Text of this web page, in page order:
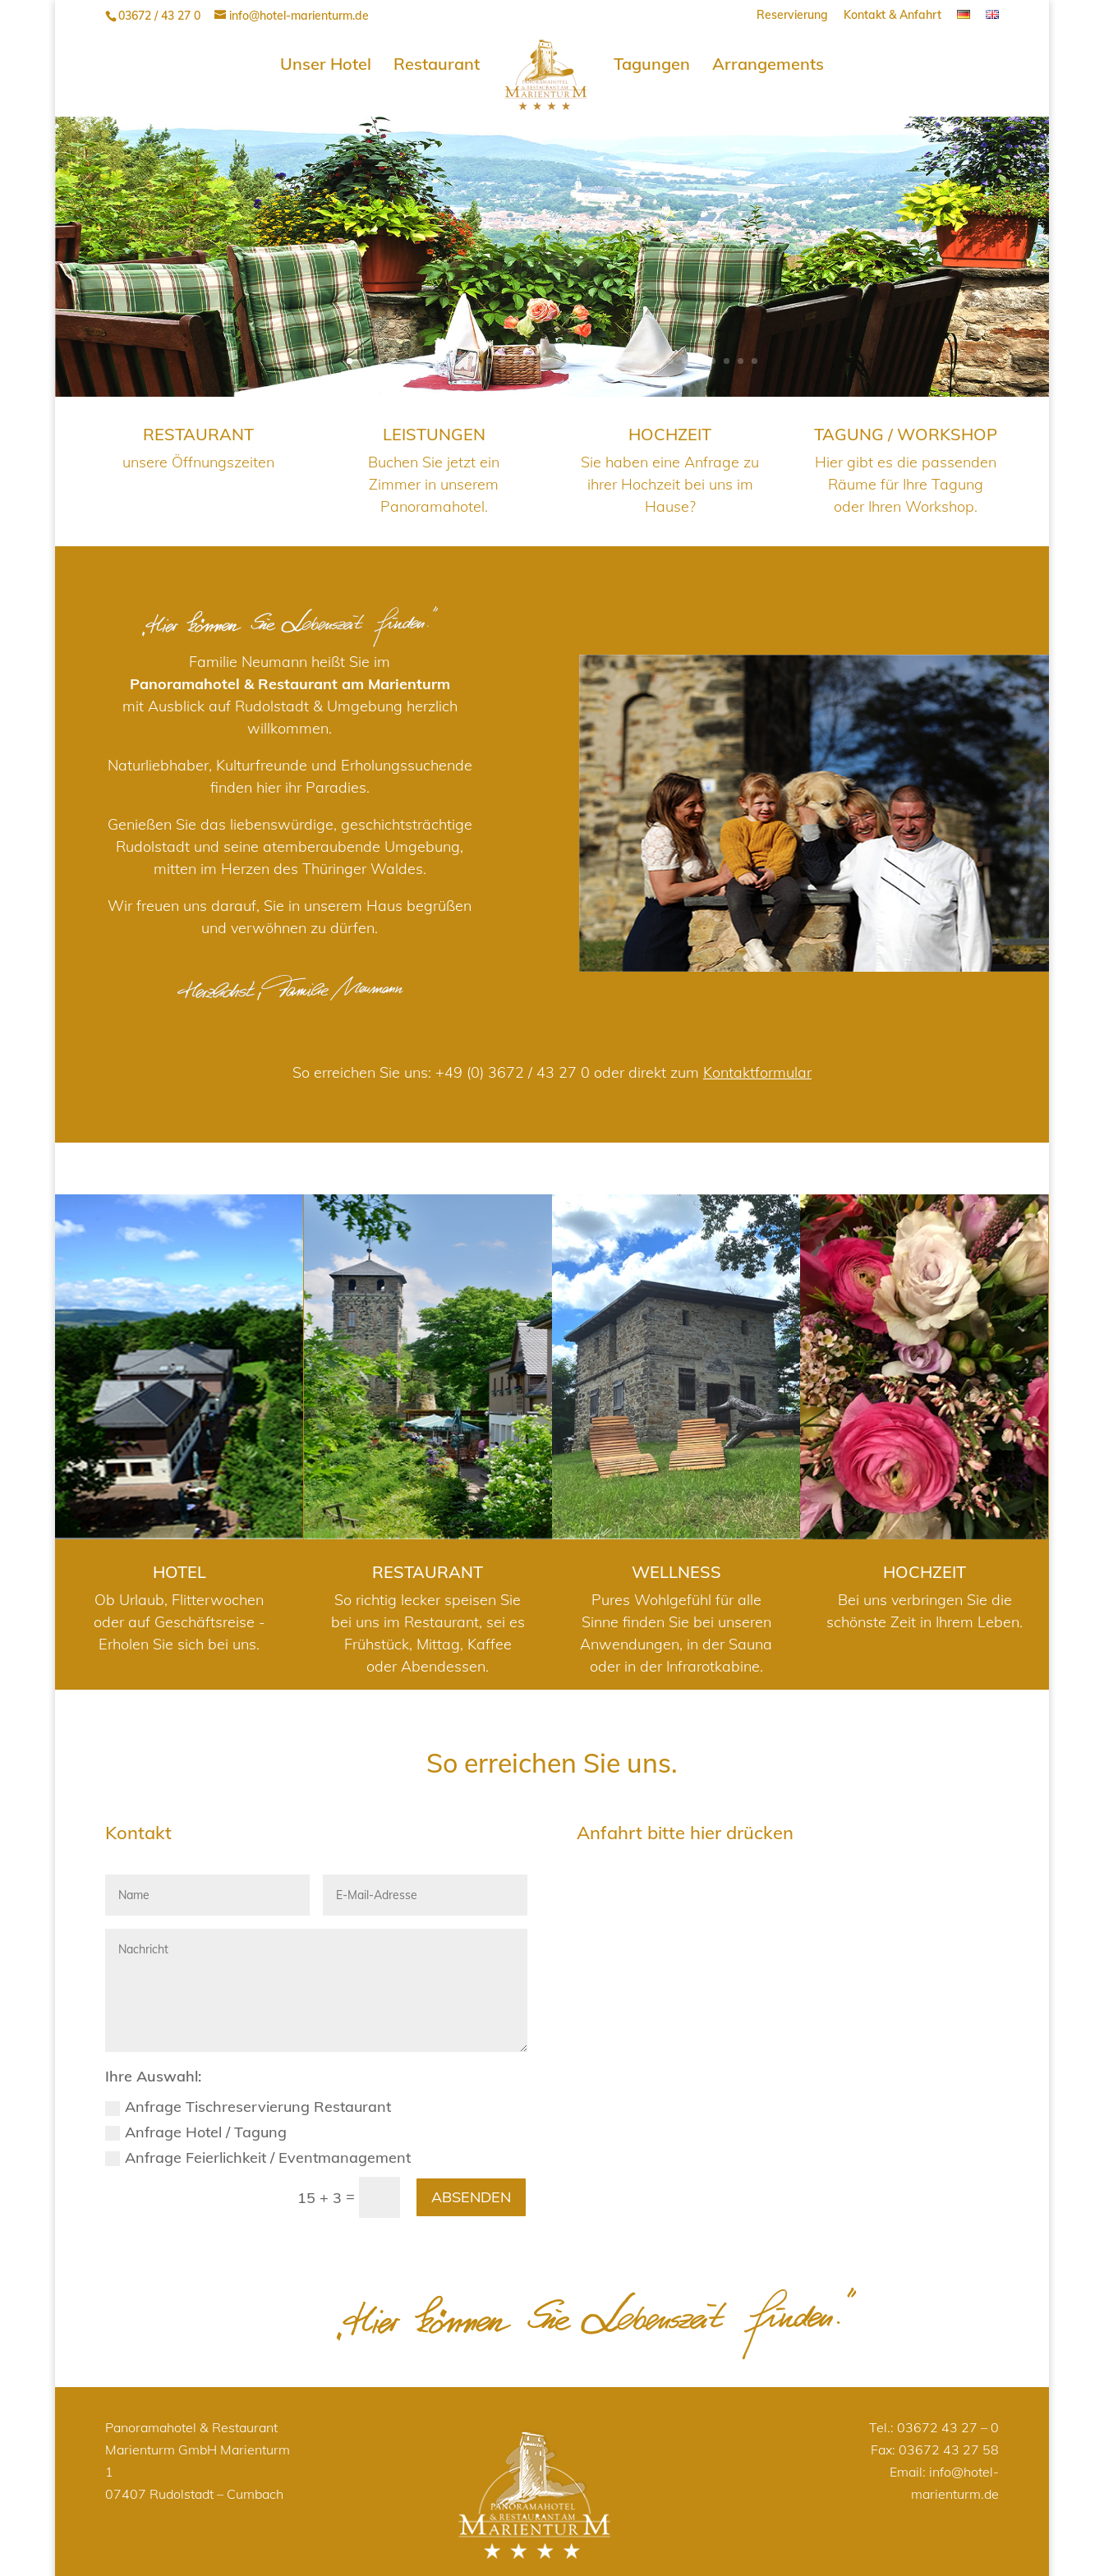
03672 / 43 27 0 info@hotel-marienturm.de Reservierung Kontakt & Anfahrt
Unser Hotel Restaurant Tagungen Arrangements
RESTAURANT
unsere Öffnungszeiten
LEISTUNGEN
Buchen Sie jetzt ein
Zimmer in unserem
Panoramahotel.
HOCHZEIT
Sie haben eine Anfrage zu
ihrer Hochzeit bei uns im
Hause?
TAGUNG / WORKSHOP
Hier gibt es die passenden
Räume für Ihre Tagung
oder Ihren Workshop.
Familie Neumann heißt Sie im
Panoramahotel & Restaurant am Marienturm
mit Ausblick auf Rudolstadt & Umgebung herzlich
willkommen.
Naturliebhaber, Kulturfreunde und Erholungssuchende
finden hier ihr Paradies.
Genießen Sie das liebenswürdige, geschichtsträchtige
Rudolstadt und seine atemberaubende Umgebung,
mitten im Herzen des Thüringer Waldes.
Wir freuen uns darauf, Sie in unserem Haus begrüßen
und verwöhnen zu dürfen.
So erreichen Sie uns: +49 (0) 3672 / 43 27 0 oder direkt zum Kontaktformular
HOTEL
HOTEL
Ob Urlaub, Flitterwochen
oder auf Geschäftsreise -
Erholen Sie sich bei uns.
RESTAURANT
RESTAURANT
So richtig lecker speisen Sie
bei uns im Restaurant, sei es
Frühstück, Mittag, Kaffee
oder Abendessen.
WELLNESS
WELLNESS
Pures Wohlgefühl für alle
Sinne finden Sie bei unseren
Anwendungen, in der Sauna
oder in der Infrarotkabine.
HOCHZEIT
HOCHZEIT
Bei uns verbringen Sie die
schönste Zeit in Ihrem Leben.
So erreichen Sie uns.
Kontakt
Ihre Auswahl:
Anfrage Tischreservierung Restaurant
Anfrage Hotel / Tagung
Anfrage Feierlichkeit / Eventmanagement
15 + 3 = ABSENDEN
Anfahrt bitte hier drücken
Panoramahotel & Restaurant
Marienturm GmbH Marienturm
1
07407 Rudolstadt – Cumbach
Tel.: 03672 43 27 – 0
Fax: 03672 43 27 58
Email: info@hotel-
marienturm.de